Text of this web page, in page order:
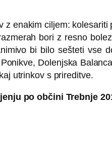
enakim ciljem:
bori z resno
bi bilo sešteti vse
Dolenjska
utrinkov s prireditve.
po občini Trebnje